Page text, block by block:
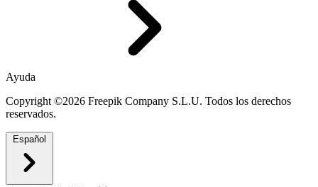
Ayuda
Copyright ©2026 Freepik Company S.L.U. Todos los derechos
reservados.
Español